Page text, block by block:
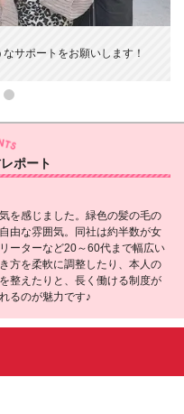
サポートをお願いします！
ポート
を感じました。緑色の髪の毛の
由な雰囲気。同社は約半数が女
ーターなど20～60代まで幅広い
方を柔軟に調整したり、本人の
整えたりと、長く働ける制度が
るのが魅力です♪